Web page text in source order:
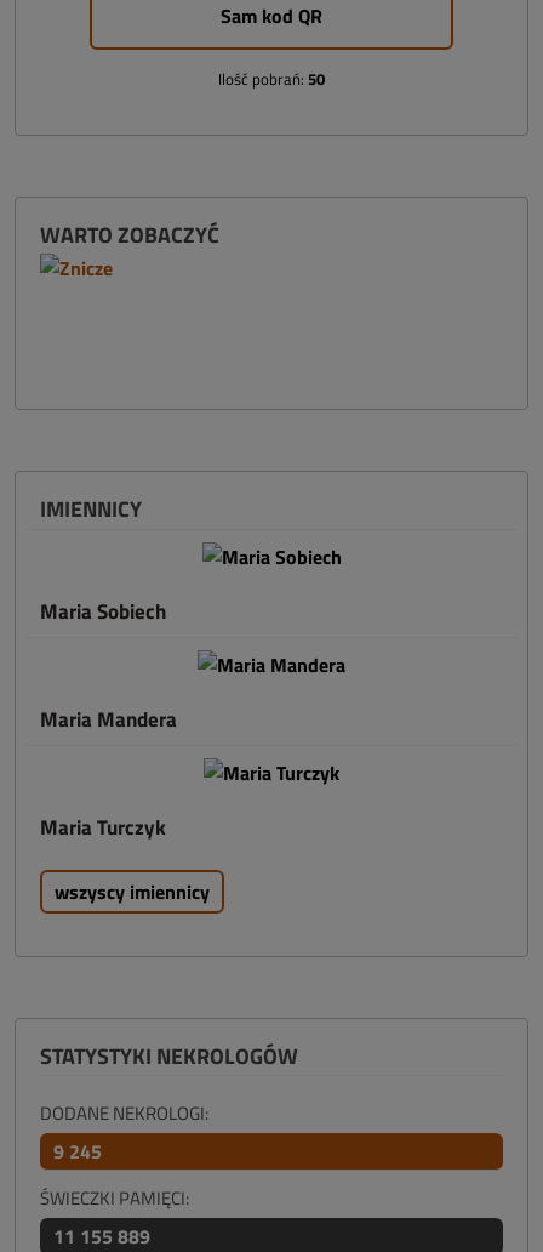
Sam kod QR
Ilość pobrań: 50
WARTO ZOBACZYĆ
IMIENNICY
Maria Sobiech
Maria Mandera
Maria Turczyk
wszyscy imiennicy
STATYSTYKI NEKROLOGÓW
DODANE NEKROLOGI:
9 245
ŚWIECZKI PAMIĘCI:
11 155 889